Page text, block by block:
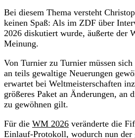
Bei diesem Thema versteht
keinen Spaß: Als im ZDF über
2026 diskutiert wurde, äußerte der
Meinung.
Von Turnier zu Turnier müssen
an teils gewaltige Neuerungen
erwartet bei Weltmeisterschaften
größeres Paket an Änderungen, an
zu gewöhnen gilt.
Für die WM 2026 veränderte die
Einlauf-Protokoll, wodurch nun der